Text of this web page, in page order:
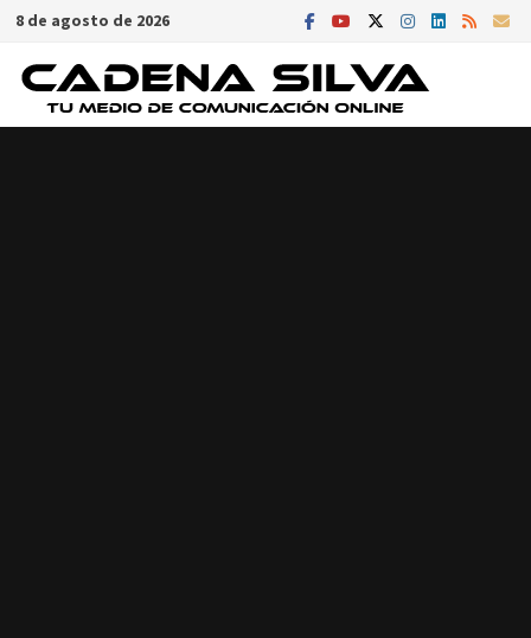
Saltar
contenido
8 de agosto de 2026